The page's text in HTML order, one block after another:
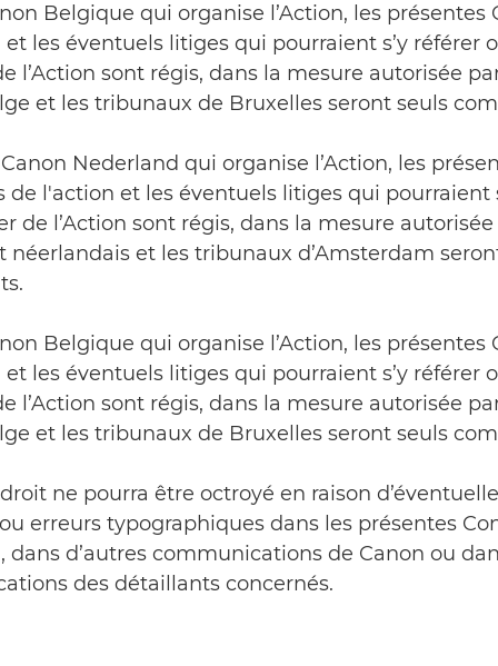
Belgique qui organise l’Action, les présentes
les éventuels litiges qui pourraient s’y référer
l’Action sont régis, dans la mesure autorisée
et les tribunaux de Bruxelles seront seuls
Canon Nederland qui organise l’Action, les
de l'action et les éventuels litiges qui pourraient
de l’Action sont régis, dans la mesure
néerlandais et les tribunaux d’Amsterdam
Belgique qui organise l’Action, les présentes
les éventuels litiges qui pourraient s’y référer
l’Action sont régis, dans la mesure autorisée
et les tribunaux de Bruxelles seront seuls
ne pourra être octroyé en raison
erreurs typographiques dans les présentes
dans d’autres communications de Canon ou
des détaillants concernés.